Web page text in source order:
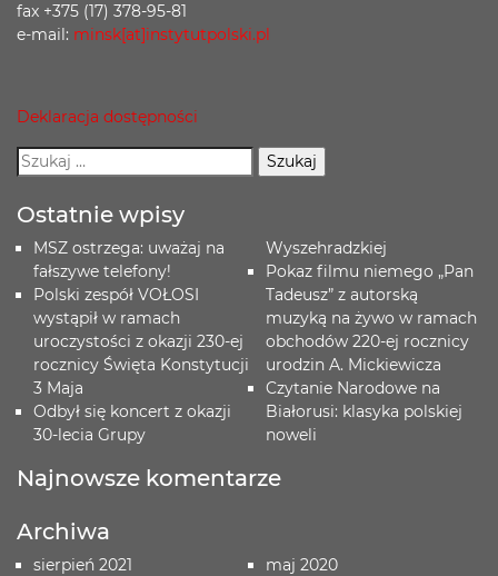
fax +375 (17) 378-95-81
e-mail: minsk[at]instytutpolski.pl
Deklaracja dostępności
Ostatnie wpisy
MSZ ostrzega: uważaj na
fałszywe telefony!
Polski zespół VOŁOSI
wystąpił w ramach
uroczystości z okazji 230-ej
rocznicy Święta Konstytucji
3 Maja
Odbył się koncert z okazji
30-lecia Grupy
Wyszehradzkiej
Pokaz filmu niemego „Pan
Tadeusz” z autorską
muzyką na żywo w ramach
obchodów 220-ej rocznicy
urodzin A. Mickiewicza
Czytanie Narodowe na
Białorusi: klasyka polskiej
noweli
Najnowsze komentarze
Archiwa
sierpień 2021
maj 2020